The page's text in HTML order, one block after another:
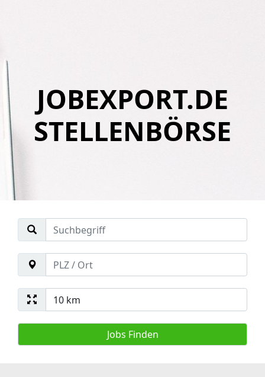
JOBEXPORT.DE
STELLENBÖRSE